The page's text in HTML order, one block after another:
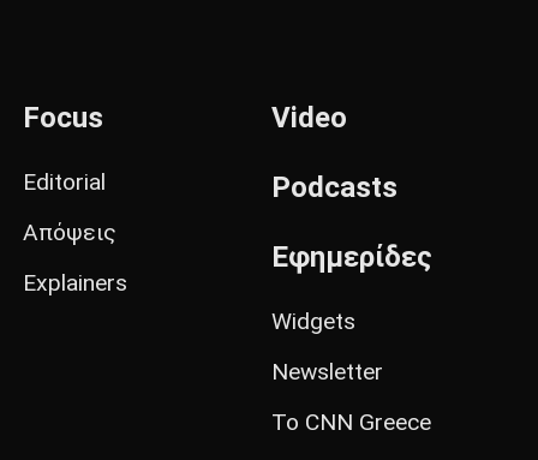
Focus
Editorial
Απόψεις
Explainers
Video
Podcasts
Εφημερίδες
Widgets
Newsletter
Το CNN Greece